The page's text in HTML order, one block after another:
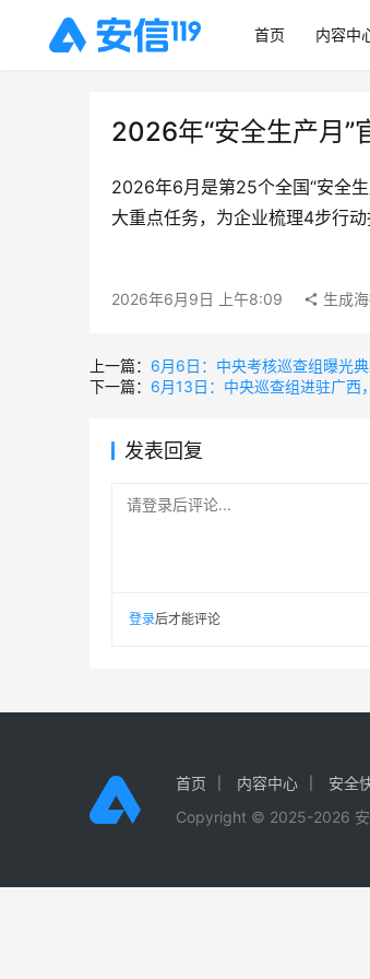
首页 内容中
2026年“安全生产月”
2026年6月是第25个全国“安全
大重点任务，为企业梳理4步行动
2026年6月9日 上午8:09 生成
上一篇： 6月6日：中央考核巡查组曝光
下一篇： 6月13日：中央巡查组进驻广西
发表回复
请登录后评论...
登录后才能评论
首页 内容中心 安全
Copyright © 2025-2026 安